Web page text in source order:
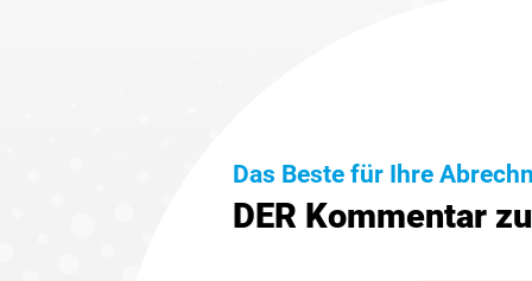
Das Beste für Ihre
DER Kommentar